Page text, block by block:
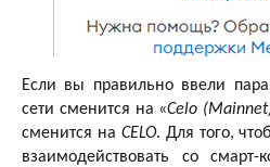
Если вы правильно ввели
сети сменится на «Celo
сменится на CELO. Для того,
взаимодействовать со